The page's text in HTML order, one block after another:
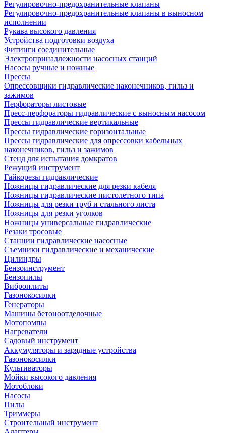
Регулировочно-предохранительные клапаны
Регулировочно-предохранительные клапаны в выносном
исполнении
Рукава высокого давления
Устройства подготовки воздуха
Фитинги соединительные
Электропринадлежности насосных станций
Насосы ручные и ножные
Прессы
Опрессовщики гидравлические наконечников, гильз и
зажимов
Перфораторы листовые
Пресс-перфораторы гидравлические с выносным насосом
Прессы гидравлические вертикальные
Прессы гидравлические горизонтальные
Прессы гидравлические для опрессовки кабельных
наконечников, гильз и зажимов
Стенд для испытания домкратов
Режущий инструмент
Гайкорезы гидравлические
Ножницы гидравлические для резки кабеля
Ножницы гидравлические пистолетного типа
Ножницы для резки труб и стального листа
Ножницы для резки уголков
Ножницы универсальные гидравлические
Резаки тросовые
Станции гидравлические насосные
Съемники гидравлические и механические
Цилиндры
Бензоинструмент
Бензопилы
Виброплиты
Газонокосилки
Генераторы
Машины бетоноотделочные
Мотопомпы
Нагреватели
Садовый инструмент
Аккумуляторы и зарядные устройства
Газонокосилки
Культиваторы
Мойки высокого давления
Мотоблоки
Насосы
Пилы
Триммеры
Строительный инструмент